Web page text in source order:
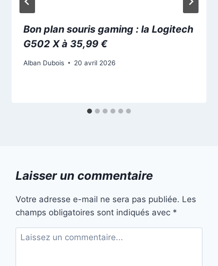
Bon plan souris gaming : la Logitech
G502 X à 35,99 €
Alban Dubois 20 avril 2026
Laisser un commentaire
Votre adresse e-mail ne sera pas publiée. Les
champs obligatoires sont indiqués avec *